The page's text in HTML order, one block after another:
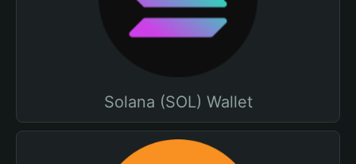
Solana (SOL) Wallet